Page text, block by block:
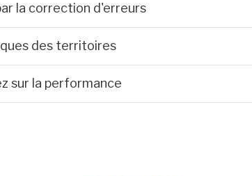
la correction d'erreurs
des territoires
sur la performance